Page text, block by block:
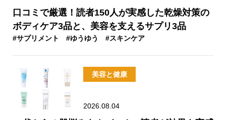
口コミで厳選！読者150人が実感した乾燥対策の
ボディケア3品と、美容を支えるサプリ3品
#サプリメント #ゆうゆう #スキンケア
美容と健康
2026.08.04